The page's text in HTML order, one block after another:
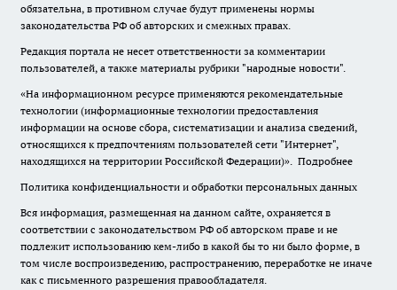
обязательна, в противном случае будут применены нормы
законодательства РФ об авторских и смежных правах.
Редакция портала не несет ответственности за комментарии
пользователей, а также материалы рубрики "народные новости".
«На информационном ресурсе применяются рекомендательные
технологии (информационные технологии предоставления
информации на основе сбора, систематизации и анализа сведений,
относящихся к предпочтениям пользователей сети "Интернет",
находящихся на территории Российской Федерации)». Подробнее
Политика конфиденциальности и обработки персональных данных
Вся информация, размещенная на данном сайте, охраняется в
соответствии с законодательством РФ об авторском праве и не
подлежит использованию кем-либо в какой бы то ни было форме, в
том числе воспроизведению, распространению, переработке не иначе
как с письменного разрешения правообладателя.